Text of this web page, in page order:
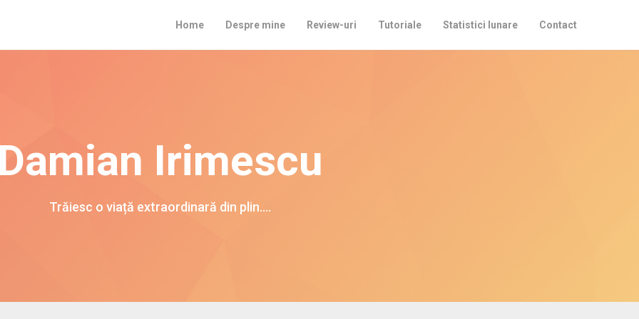
Home Despre mine Review-uri Tutoriale Statistici lunare Contact
Damian Irimescu
Trăiesc o viață extraordinară din plin….